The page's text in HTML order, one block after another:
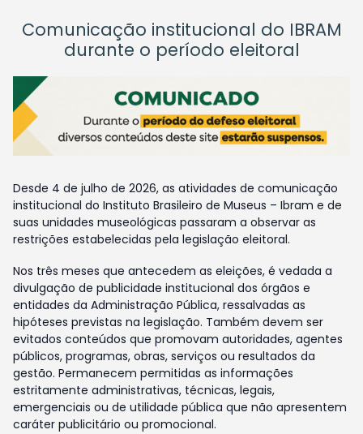
Comunicação institucional do IBRAM
durante o período eleitoral
Desde 4 de julho de 2026, as atividades de comunicação
institucional do Instituto Brasileiro de Museus – Ibram e de
suas unidades museológicas passaram a observar as
restrições estabelecidas pela legislação eleitoral.
Nos três meses que antecedem as eleições, é vedada a
divulgação de publicidade institucional dos órgãos e
entidades da Administração Pública, ressalvadas as
hipóteses previstas na legislação. Também devem ser
evitados conteúdos que promovam autoridades, agentes
públicos, programas, obras, serviços ou resultados da
gestão. Permanecem permitidas as informações
estritamente administrativas, técnicas, legais,
emergenciais ou de utilidade pública que não apresentem
caráter publicitário ou promocional.